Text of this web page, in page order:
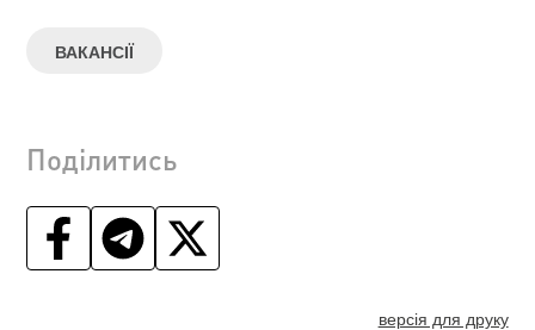
ВАКАНСІЇ
Поділитись
версія для друку